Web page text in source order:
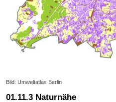
Bild: Umweltatlas Berlin
01.11.3 Naturnähe